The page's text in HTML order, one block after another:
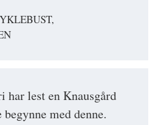
har lest en Knausgård
med denne.